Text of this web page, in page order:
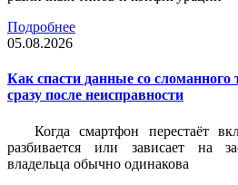
Подробнее
05.08.2026
Как спасти данные со сломанного
сразу после неисправности
Когда смартфон перестаёт
разбивается или зависает на
владельца обычно одинакова